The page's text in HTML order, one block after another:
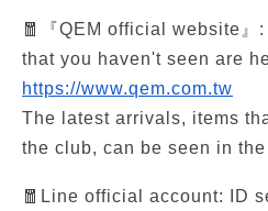
🧧『QEM official website』
that you haven't seen are
https://www.qem.com.tw
The latest arrivals, items
the club, can be seen in
🧧Line official account: ID